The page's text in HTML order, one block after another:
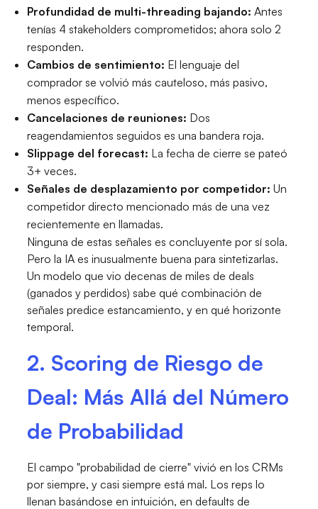
Profundidad de multi-threading bajando: Antes
tenías 4 stakeholders comprometidos; ahora solo 2
responden.
Cambios de sentimiento: El lenguaje del
comprador se volvió más cauteloso, más pasivo,
menos específico.
Cancelaciones de reuniones: Dos
reagendamientos seguidos es una bandera roja.
Slippage del forecast: La fecha de cierre se pateó
3+ veces.
Señales de desplazamiento por competidor: Un
competidor directo mencionado más de una vez
recientemente en llamadas.
Ninguna de estas señales es concluyente por sí sola.
Pero la IA es inusualmente buena para sintetizarlas.
Un modelo que vio decenas de miles de deals
(ganados y perdidos) sabe qué combinación de
señales predice estancamiento, y en qué horizonte
temporal.
2. Scoring de Riesgo de
Deal: Más Allá del Número
de Probabilidad
El campo "probabilidad de cierre" vivió en los CRMs
por siempre, y casi siempre está mal. Los reps lo
llenan basándose en intuición, en defaults de